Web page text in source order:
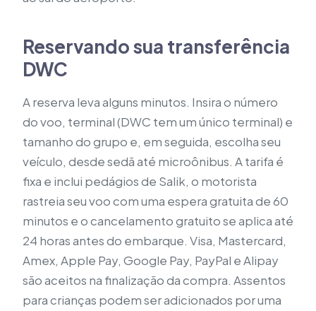
Reservando sua transferência
DWC
A reserva leva alguns minutos. Insira o número
do voo, terminal (DWC tem um único terminal) e
tamanho do grupo e, em seguida, escolha seu
veículo, desde sedã até microônibus. A tarifa é
fixa e inclui pedágios de Salik, o motorista
rastreia seu voo com uma espera gratuita de 60
minutos e o cancelamento gratuito se aplica até
24 horas antes do embarque. Visa, Mastercard,
Amex, Apple Pay, Google Pay, PayPal e Alipay
são aceitos na finalização da compra. Assentos
para crianças podem ser adicionados por uma